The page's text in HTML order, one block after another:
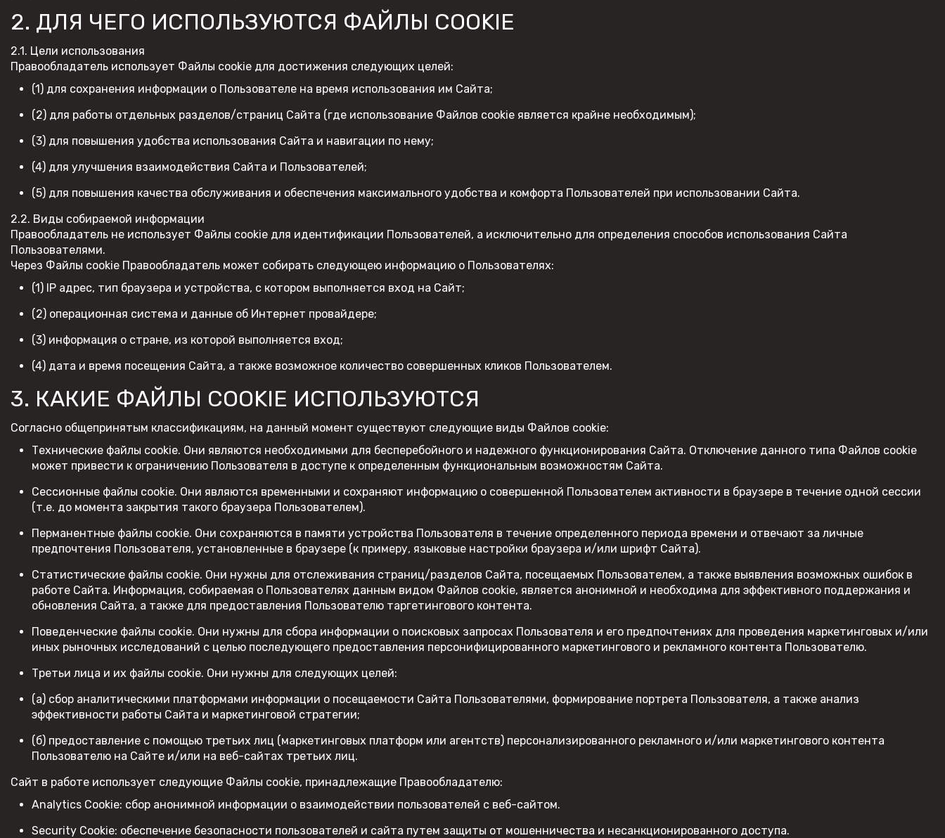
2. ДЛЯ ЧЕГО ИСПОЛЬЗУЮТСЯ ФАЙЛЫ COOKIE
2.1. Цели использования
Правообладатель использует Файлы cookie для достижения следующих целей:
(1) для сохранения информации о Пользователе на время использования им Сайта;
(2) для работы отдельных разделов/страниц Сайта (где использование Файлов cookie является крайне необходимым);
(3) для повышения удобства использования Сайта и навигации по нему;
(4) для улучшения взаимодействия Сайта и Пользователей;
(5) для повышения качества обслуживания и обеспечения максимального удобства и комфорта Пользователей при использовании Сайта.
2.2. Виды собираемой информации
Правообладатель не использует Файлы cookie для идентификации Пользователей, а исключительно для определения способов использования Сайта
Пользователями.
Через Файлы cookie Правообладатель может собирать следующею информацию о Пользователях:
(1) IP адрес, тип браузера и устройства, с котором выполняется вход на Сайт;
(2) операционная система и данные об Интернет провайдере;
(3) информация о стране, из которой выполняется вход;
(4) дата и время посещения Сайта, а также возможное количество совершенных кликов Пользователем.
3. КАКИЕ ФАЙЛЫ COOKIE ИСПОЛЬЗУЮТСЯ
Согласно общепринятым классификациям, на данный момент существуют следующие виды Файлов cookie:
Технические файлы cookie. Они являются необходимыми для бесперебойного и надежного функционирования Сайта. Отключение данного типа Файлов cookie
может привести к ограничению Пользователя в доступе к определенным функциональным возможностям Сайта.
Сессионные файлы cookie. Они являются временными и сохраняют информацию о совершенной Пользователем активности в браузере в течение одной сессии
(т.е. до момента закрытия такого браузера Пользователем).
Перманентные файлы cookie. Они сохраняются в памяти устройства Пользователя в течение определенного периода времени и отвечают за личные
предпочтения Пользователя, установленные в браузере (к примеру, языковые настройки браузера и/или шрифт Сайта).
Статистические файлы cookie. Они нужны для отслеживания страниц/разделов Сайта, посещаемых Пользователем, а также выявления возможных ошибок в
работе Сайта. Информация, собираемая о Пользователях данным видом Файлов cookie, является анонимной и необходима для эффективного поддержания и
обновления Сайта, а также для предоставления Пользователю таргетингового контента.
Поведенческие файлы cookie. Они нужны для сбора информации о поисковых запросах Пользователя и его предпочтениях для проведения маркетинговых и/или
иных рыночных исследований с целью последующего предоставления персонифицированного маркетингового и рекламного контента Пользователю.
Третьи лица и их файлы cookie. Они нужны для следующих целей:
(а) сбор аналитическими платформами информации о посещаемости Сайта Пользователями, формирование портрета Пользователя, а также анализ
эффективности работы Сайта и маркетинговой стратегии;
(б) предоставление с помощью третьих лиц (маркетинговых платформ или агентств) персонализированного рекламного и/или маркетингового контента
Пользователю на Сайте и/или на веб-сайтах третьих лиц.
Сайт в работе использует следующие Файлы cookie, принадлежащие Правообладателю:
Analytics Cookie: сбор анонимной информации о взаимодействии пользователей с веб-сайтом.
Security Cookie: обеспечение безопасности пользователей и сайта путем защиты от мошенничества и несанкционированного доступа.